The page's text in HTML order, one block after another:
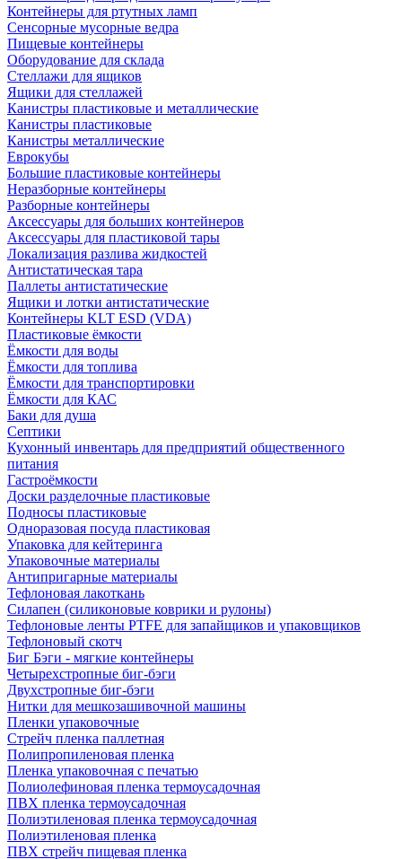
Контейнеры для ртутных ламп
Сенсорные мусорные ведра
Пищевые контейнеры
Оборудование для склада
Стеллажи для ящиков
Ящики для стеллажей
Канистры пластиковые и металлические
Канистры пластиковые
Канистры металлические
Еврокубы
Большие пластиковые контейнеры
Неразборные контейнеры
Разборные контейнеры
Аксессуары для больших контейнеров
Аксессуары для пластиковой тары
Локализация разлива жидкостей
Антистатическая тара
Паллеты антистатические
Ящики и лотки антистатические
Контейнеры KLT ESD (VDA)
Пластиковые ёмкости
Ёмкости для воды
Ёмкости для топлива
Ёмкости для транспортировки
Ёмкости для КАС
Баки для душа
Септики
Кухонный инвентарь для предприятий общественного
питания
Гастроёмкости
Доски разделочные пластиковые
Подносы пластиковые
Одноразовая посуда пластиковая
Упаковка для кейтеринга
Упаковочные материалы
Антипригарные материалы
Тефлоновая лакоткань
Силапен (силиконовые коврики и рулоны)
Тефлоновые ленты PTFE для запайщиков и упаковщиков
Тефлоновый скотч
Биг Бэги - мягкие контейнеры
Четырехстропные биг-бэги
Двухстропные биг-бэги
Нитки для мешкозашивочной машины
Пленки упаковочные
Стрейч пленка паллетная
Полипропиленовая пленка
Пленка упаковочная с печатью
Полиолефиновая пленка термоусадочная
ПВХ пленка термоусадочная
Полиэтиленовая пленка термоусадочная
Полиэтиленовая пленка
ПВХ стрейч пищевая пленка